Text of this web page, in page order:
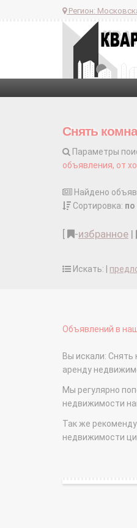
Регион:
Снять
Параметры
объявления, от
Найдено
Сортировка:
-избранное |
Искать: |
Объявлений в
Вы искали: Снять
аренду
Мы регулярно
недвижимости
Так же
недвижимости